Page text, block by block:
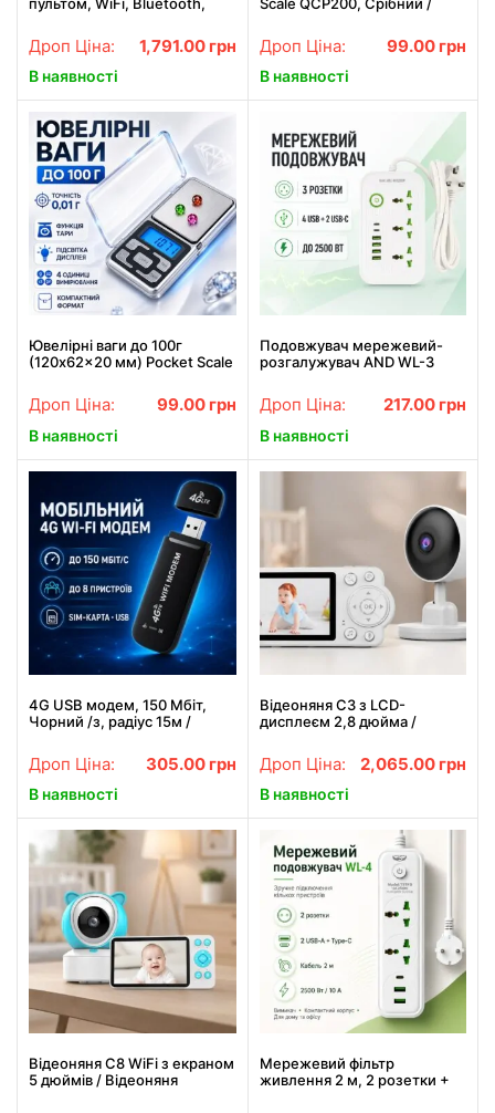
проектор з іграми / Ігровий
проектор
Дроп Ціна: 1,791.00 грн
В наявності
цифрові ваги / Цифрові ваги
Дроп Ціна: 99.00 грн
В наявності
Ювелірні ваги до 100г
(120x62x20 мм) Pocket Scale
міні ваги / Кишенькові ваги
Дроп Ціна: 99.00 грн
В наявності
Подовжувач мережевий-
розгалужувач AND WL-3
для дому, офісу та
підключення побутової
техніки
Дроп Ціна: 217.00 грн
В наявності
4G USB модем, 150 Мбіт,
Чорний /з, радіус 15м /
модем портативний
Дроп Ціна: 305.00 грн
В наявності
Відеоняня C3 з LCD-
дисплеєм 2,8 дюйма /
баченням і двостороннім
зв'язком
Дроп Ціна: 2,065.00 грн
В наявності
Відеоняня C8 WiFi з екраном
5 дюймів / Відеоняня
Мережевий фільтр
живлення 2 м, 2 розетки +